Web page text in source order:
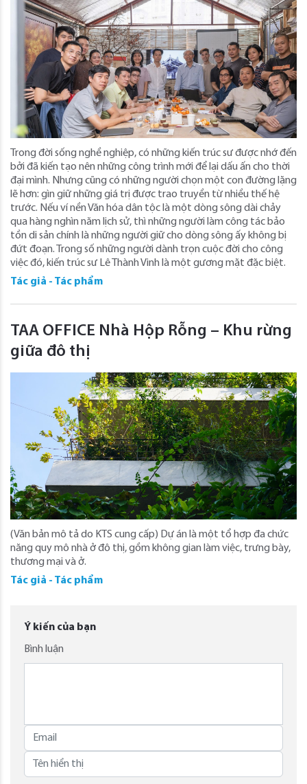
Trong đời sống nghề nghiệp, có những kiến trúc sư được nhớ đến
bởi đã kiến tạo nên những công trình mới để lại dấu ấn cho thời
đại mình. Nhưng cũng có những người chọn một con đường lặng
lẽ hơn: gìn giữ những giá trị được trao truyền từ nhiều thế hệ
trước. Nếu ví nền Văn hóa dân tộc là một dòng sông dài chảy
qua hàng nghìn năm lịch sử, thì những người làm công tác bảo
tồn di sản chính là những người giữ cho dòng sông ấy không bị
đứt đoạn. Trong số những người dành trọn cuộc đời cho công
việc đó, kiến trúc sư Lê Thành Vinh là một gương mặt đặc biệt.
Tác giả - Tác phẩm
TAA OFFICE Nhà Hộp Rỗng – Khu rừng
giữa đô thị
(Văn bản mô tả do KTS cung cấp) Dự án là một tổ hợp đa chức
năng quy mô nhà ở đô thị, gồm không gian làm việc, trưng bày,
thương mại và ở.
Tác giả - Tác phẩm
Ý kiến của bạn
Bình luận